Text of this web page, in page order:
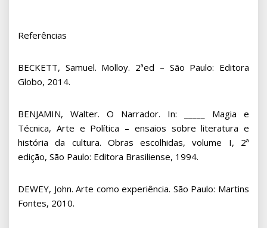
Referências
BECKETT, Samuel. Molloy. 2ªed – São Paulo: Editora
Globo, 2014.
BENJAMIN, Walter. O Narrador. In: _____ Magia e
Técnica, Arte e Política – ensaios sobre literatura e
história da cultura. Obras escolhidas, volume I, 2ª
edição, São Paulo: Editora Brasiliense, 1994.
DEWEY, John. Arte como experiência. São Paulo: Martins
Fontes, 2010.